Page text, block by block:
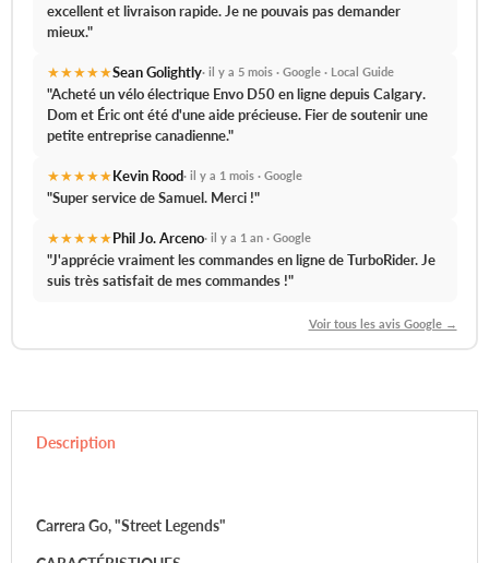
excellent et livraison rapide.Je ne pouvais pas demander
mieux."
★★★★★Sean Golightly· il y a 5 mois · Google · Local Guide
"Acheté un vélo électrique Envo D50 en ligne depuis Calgary.
Dom et Éric ont été d'une aide précieuse.Fier de soutenir une
petite entreprise canadienne."
★★★★★Kevin Rood· il y a 1 mois · Google
"Super service de Samuel.Merci !"
★★★★★Phil Jo. Arceno· il y a 1 an · Google
"J'apprécie vraiment les commandes en ligne de TurboRider. Je
suis très satisfait de mes commandes !"
Voir tous les avis Google →
Description
Carrera Go, "Street Legends"